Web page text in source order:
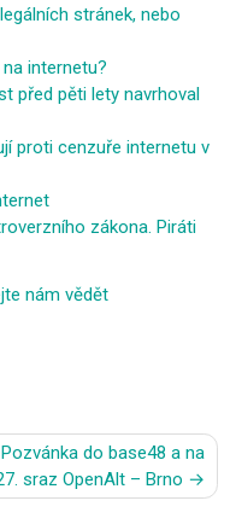
stránek, nebo
internetu?
před pěti lety navrhoval
proti cenzuře internetu v
zákona. Piráti
nám vědět
Pozvánka do base48 a na
sraz OpenAlt – Brno